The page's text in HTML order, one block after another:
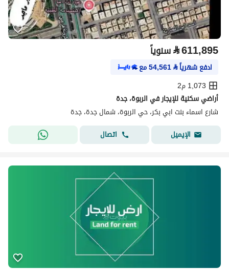
⃁611,895 سنوياً
ادفع شهرياً⃁
54,561مع
1,073 م2
أراضي سكنية للإيجار في الربوة، جدة
شارع اسماء بنت ابي بكر، حي الربوة، شمال جدة، جدة
الإيميل
اتصال